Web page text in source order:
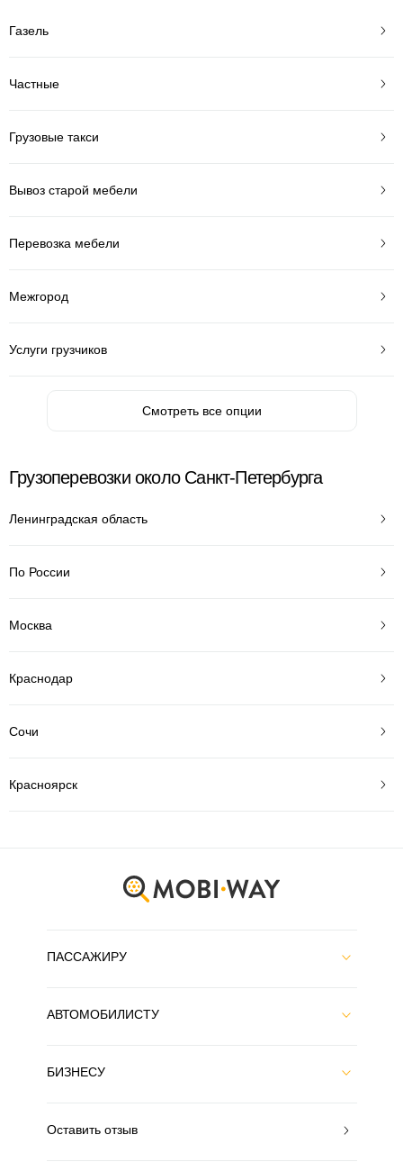
Газель
Частные
Грузовые такси
Вывоз старой мебели
Перевозка мебели
Межгород
Услуги грузчиков
Смотреть все опции
Грузоперевозки около Санкт-Петербурга
Ленинградская область
По России
Москва
Краснодар
Сочи
Красноярск
ПАССАЖИРУ
АВТОМОБИЛИСТУ
БИЗНЕСУ
Оставить отзыв